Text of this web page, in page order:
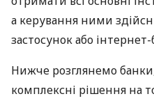
а керування ними
застосунок або інтернет-
Нижче розглянемо
комплексні рішення на